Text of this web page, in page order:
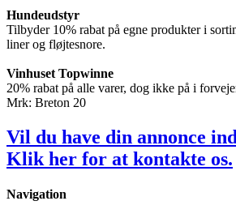
Hundeudstyr
Tilbyder 10% rabat på egne produkter i
liner og fløjtesnore.
Vinhuset Topwinne
20% rabat på alle varer, dog ikke på i
Mrk: Breton 20
Vil du have din annonce
Klik her for at kontakte os.
Navigation